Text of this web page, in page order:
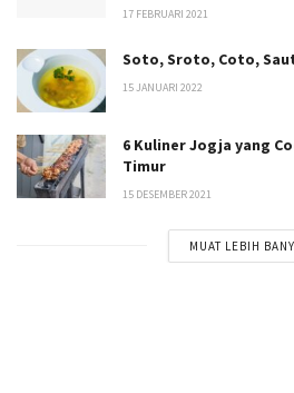
17 FEBRUARI 2021
Soto, Sroto, Coto,
15 JANUARI 2022
6 Kuliner Jogja yang
Timur
15 DESEMBER 2021
MUAT LEBIH